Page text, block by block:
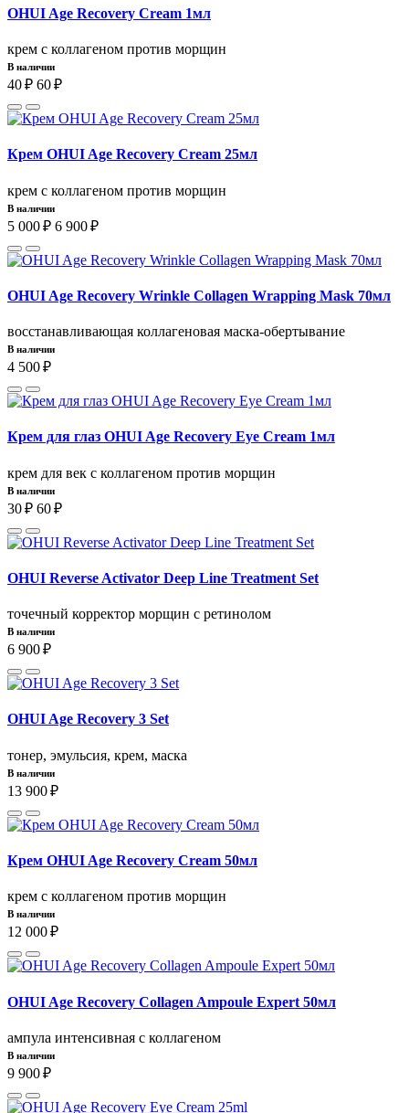
OHUI Age Recovery Cream 1мл
крем с коллагеном против морщин
В наличии
40 ₽ 60 ₽
Крем OHUI Age Recovery Cream 25мл
крем с коллагеном против морщин
В наличии
5 000 ₽ 6 900 ₽
OHUI Age Recovery Wrinkle Collagen Wrapping Mask 70мл
восстанавливающая коллагеновая маска-обертывание
В наличии
4 500 ₽
Крем для глаз OHUI Age Recovery Eye Cream 1мл
крем для век с коллагеном против морщин
В наличии
30 ₽ 60 ₽
OHUI Reverse Activator Deep Line Treatment Set
точечный корректор морщин с ретинолом
В наличии
6 900 ₽
OHUI Age Recovery 3 Set
тонер, эмульсия, крем, маска
В наличии
13 900 ₽
Крем OHUI Age Recovery Cream 50мл
крем с коллагеном против морщин
В наличии
12 000 ₽
OHUI Age Recovery Collagen Ampoule Expert 50мл
ампула интенсивная с коллагеном
В наличии
9 900 ₽